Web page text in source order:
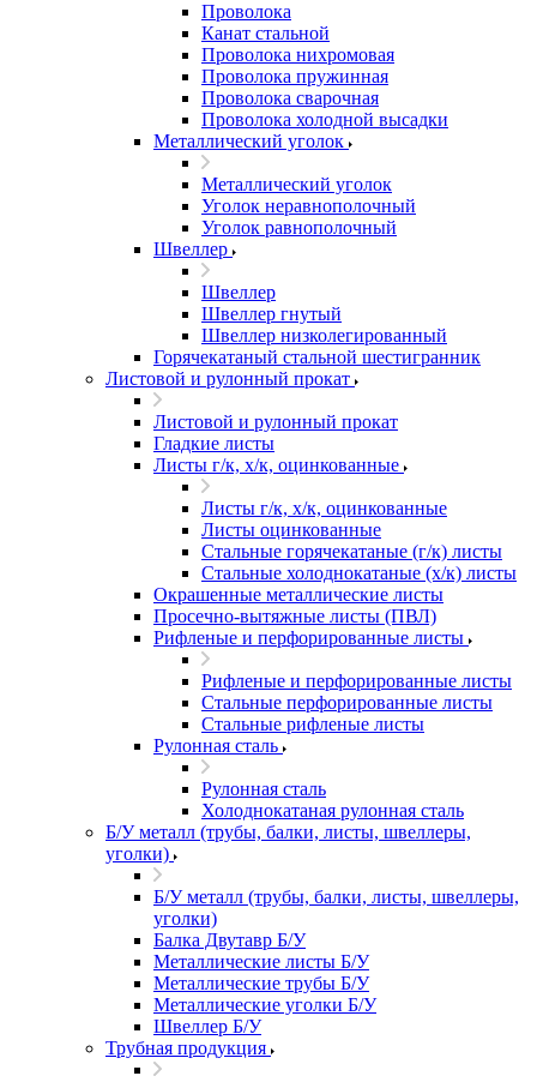
Проволока
Канат стальной
Проволока нихромовая
Проволока пружинная
Проволока сварочная
Проволока холодной высадки
Металлический уголок
Металлический уголок
Уголок неравнополочный
Уголок равнополочный
Швеллер
Швеллер
Швеллер гнутый
Швеллер низколегированный
Горячекатаный стальной шестигранник
Листовой и рулонный прокат
Листовой и рулонный прокат
Гладкие листы
Листы г/к, х/к, оцинкованные
Листы г/к, х/к, оцинкованные
Листы оцинкованные
Стальные горячекатаные (г/к) листы
Стальные холоднокатаные (х/к) листы
Окрашенные металлические листы
Просечно-вытяжные листы (ПВЛ)
Рифленые и перфорированные листы
Рифленые и перфорированные листы
Стальные перфорированные листы
Стальные рифленые листы
Рулонная сталь
Рулонная сталь
Холоднокатаная рулонная сталь
Б/У металл (трубы, балки, листы, швеллеры,
уголки)
Б/У металл (трубы, балки, листы, швеллеры,
уголки)
Балка Двутавр Б/У
Металлические листы Б/У
Металлические трубы Б/У
Металлические уголки Б/У
Швеллер Б/У
Трубная продукция